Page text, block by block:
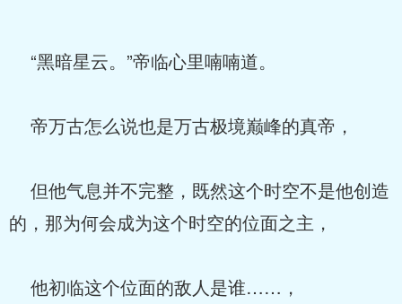
“黑暗星云。”帝临心里喃喃道。
帝万古怎么说也是万古极境巅峰的真帝，
但他气息并不完整，既然这个时空不是他创造
的，那为何会成为这个时空的位面之主，
他初临这个位面的敌人是谁……，